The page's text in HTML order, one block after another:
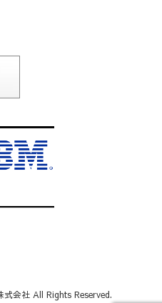
会社 All Rights Reserved.